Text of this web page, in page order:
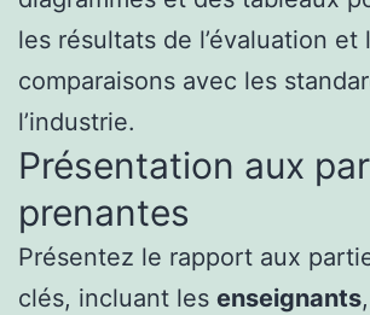
les résultats de l’évaluation et
comparaisons avec les
l’industrie.
Présentation aux
prenantes
Présentez le rapport aux
clés, incluant les enseignants